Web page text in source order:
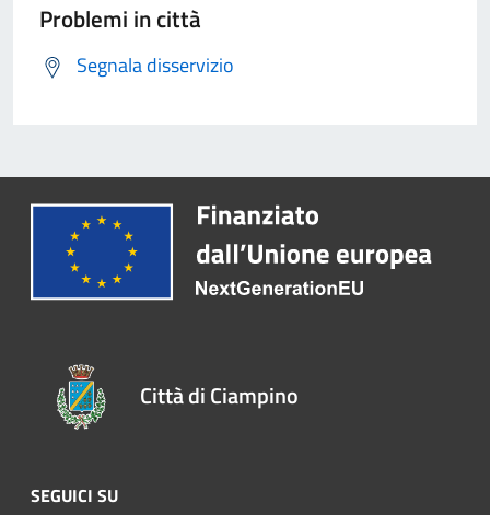
Problemi in città
Segnala disservizio
Città di Ciampino
SEGUICI SU